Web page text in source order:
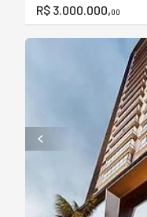
R$ 3.000.000,00